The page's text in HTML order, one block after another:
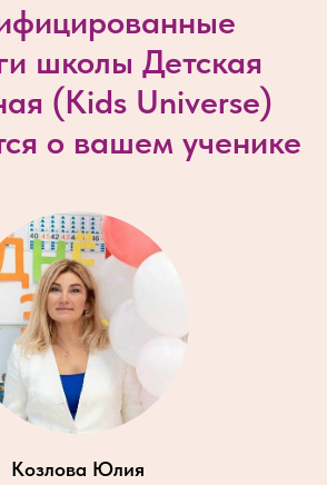
школы Детская
(Kids Universe)
о вашем ученике
Козлова Юлия